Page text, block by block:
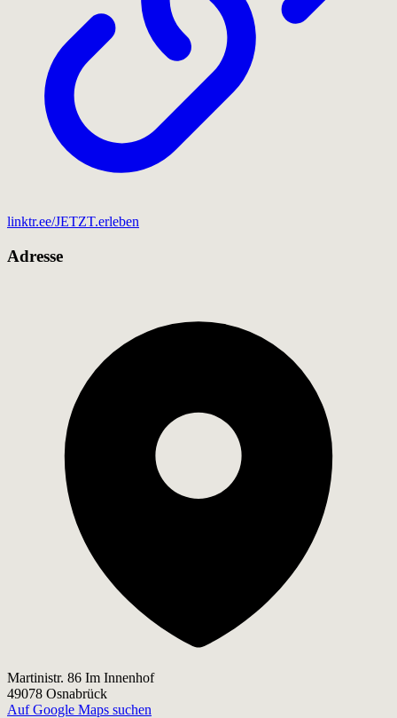
linktr.ee/JETZT.erleben
Adresse
Martinistr. 86 Im Innenhof
49078 Osnabrück
Auf Google Maps suchen